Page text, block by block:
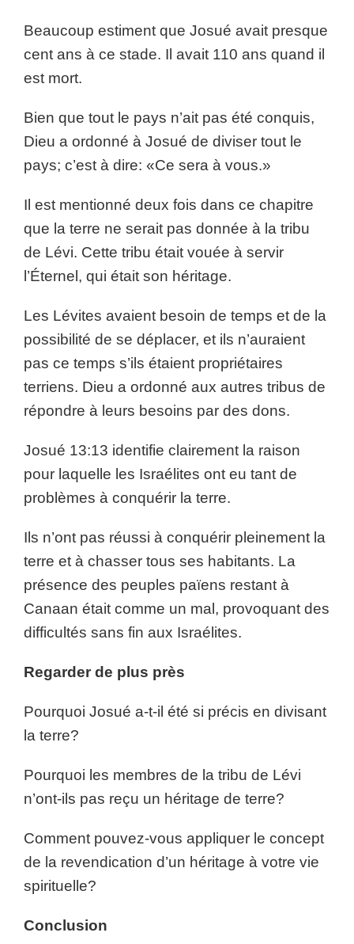
Beaucoup estiment que Josué avait presque
cent ans à ce stade. Il avait 110 ans quand il
est mort.
Bien que tout le pays n’ait pas été conquis,
Dieu a ordonné à Josué de diviser tout le
pays; c’est à dire: «Ce sera à vous.»
Il est mentionné deux fois dans ce chapitre
que la terre ne serait pas donnée à la tribu
de Lévi. Cette tribu était vouée à servir
l’Éternel, qui était son héritage.
Les Lévites avaient besoin de temps et de la
possibilité de se déplacer, et ils n’auraient
pas ce temps s’ils étaient propriétaires
terriens. Dieu a ordonné aux autres tribus de
répondre à leurs besoins par des dons.
Josué 13:13 identifie clairement la raison
pour laquelle les Israélites ont eu tant de
problèmes à conquérir la terre.
Ils n’ont pas réussi à conquérir pleinement la
terre et à chasser tous ses habitants. La
présence des peuples païens restant à
Canaan était comme un mal, provoquant des
difficultés sans fin aux Israélites.
Regarder de plus près
Pourquoi Josué a-t-il été si précis en divisant
la terre?
Pourquoi les membres de la tribu de Lévi
n’ont-ils pas reçu un héritage de terre?
Comment pouvez-vous appliquer le concept
de la revendication d’un héritage à votre vie
spirituelle?
Conclusion